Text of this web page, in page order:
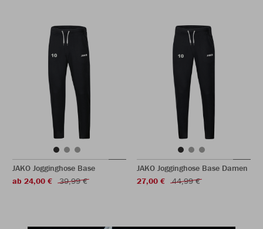
JAKO Jogginghose Base
ab 24,00 €
39,99 €
JAKO Jogginghose Base Damen
27,00 €
44,99 €